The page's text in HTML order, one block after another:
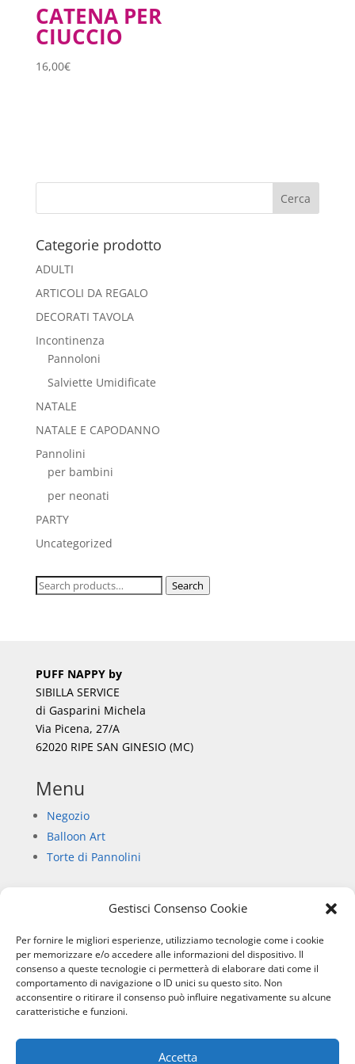
Gestisci Consenso Cookie
Per fornire le migliori esperienze, utilizziamo tecnologie come i cookie
per memorizzare e/o accedere alle informazioni del dispositivo. Il
consenso a queste tecnologie ci permetterà di elaborare dati come il
comportamento di navigazione o ID unici su questo sito. Non
acconsentire o ritirare il consenso può influire negativamente su alcune
caratteristiche e funzioni.
Accetta
CATENA PER
CIUCCIO
16,00€
Categorie prodotto
ADULTI
ARTICOLI DA REGALO
DECORATI TAVOLA
Incontinenza
Pannoloni
Salviette Umidificate
NATALE
NATALE E CAPODANNO
Pannolini
per bambini
per neonati
PARTY
Uncategorized
Search
Search
PUFF NAPPY by
SIBILLA SERVICE
di Gasparini Michela
Via Picena, 27/A
62020 RIPE SAN GINESIO (MC)
Menu
Negozio
Balloon Art
Torte di Pannolini
Chi siamo
Privacy Policy
Informativa sull’uso dei cookie
Condizioni di vendita